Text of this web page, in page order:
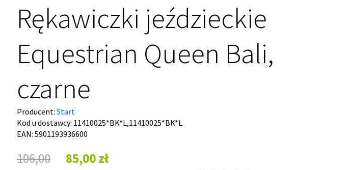
Rękawiczki jeździeckie
Equestrian Queen Bali,
czarne
Producent: Start
Kod u dostawcy: 11410025*BK*L,11410025*BK*L
EAN: 5901193936600
106,00
85,00 zł